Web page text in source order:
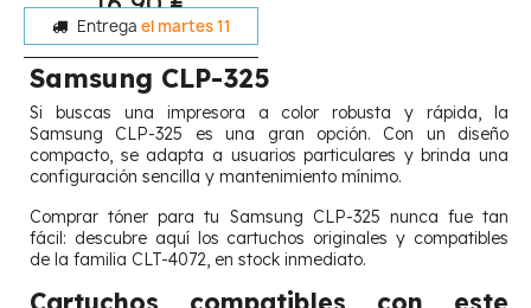
Entrega el martes 11
Samsung CLP-325
Si buscas una impresora a color robusta y rápida, la
Samsung CLP-325 es una gran opción. Con un diseño
compacto, se adapta a usuarios particulares y brinda una
configuración sencilla y mantenimiento mínimo.
Comprar tóner para tu Samsung CLP-325 nunca fue tan
fácil: descubre aquí los cartuchos originales y compatibles
de la familia CLT-4072, en stock inmediato.